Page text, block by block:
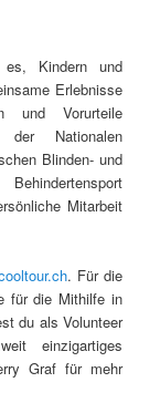
Kindern und
Erlebnisse
und Vorurteile
Nationalen
Blinden- und
Mitarbeit
. Für die
für die Mithilfe in
du als Volunteer
einzigartiges
Graf für mehr